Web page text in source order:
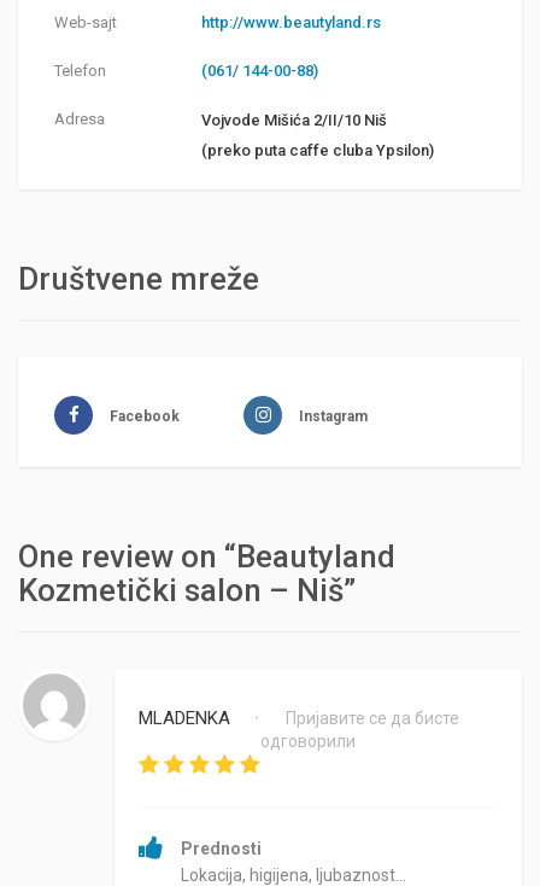
Web-sajt http://www.beautyland.rs
Telefon (061/ 144-00-88)
Adresa
Vojvode Mišića 2/II/10 Niš
(preko puta caffe cluba Ypsilon)
Društvene mreže
Facebook Instagram
One review on “Beautyland
Kozmetički salon – Niš”
MLADENKA •
Пријавите се да бисте
одговорили
Prednosti
Lokacija, higijena, ljubaznost...